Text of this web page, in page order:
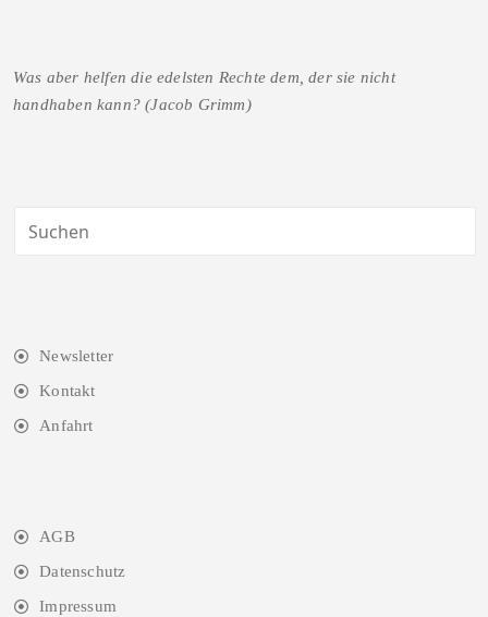
Was aber helfen die edelsten Rechte dem, der sie nicht
handhaben kann? (Jacob Grimm)
Newsletter
Kontakt
Anfahrt
AGB
Datenschutz
Impressum